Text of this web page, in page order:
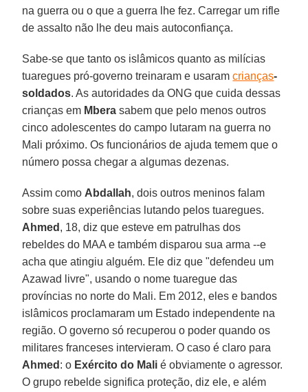
na guerra ou o que a guerra lhe fez. Carregar um rifle
de assalto não lhe deu mais autoconfiança.
Sabe-se que tanto os islâmicos quanto as milícias
tuaregues pró-governo treinaram e usaramcrianças-
soldados. As autoridades da ONG que cuida dessas
crianças em Mbera sabem que pelo menos outros
cinco adolescentes do campo lutaram na guerra no
Mali próximo. Os funcionários de ajuda temem que o
número possa chegar a algumas dezenas.
Assim como Abdallah, dois outros meninos falam
sobre suas experiências lutando pelos tuaregues.
Ahmed , 18, diz que esteve em patrulhas dos
rebeldes do MAA e também disparou sua arma --e
acha que atingiu alguém. Ele diz que "defendeu um
Azawad livre", usando o nome tuaregue das
províncias no norte do Mali. Em 2012, eles e bandos
islâmicos proclamaram um Estado independente na
região. O governo só recuperou o poder quando os
militares franceses intervieram. O caso é claro para
Ahmed : o Exército do Mali é obviamente o agressor.
O grupo rebelde significa proteção, diz ele, e além